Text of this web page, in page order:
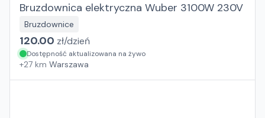
Bruzdownica elektryczna Wuber 3100W 230V
Bruzdownice
120.00 zł/dzień
Dostępność aktualizowana na żywo
+27 km Warszawa